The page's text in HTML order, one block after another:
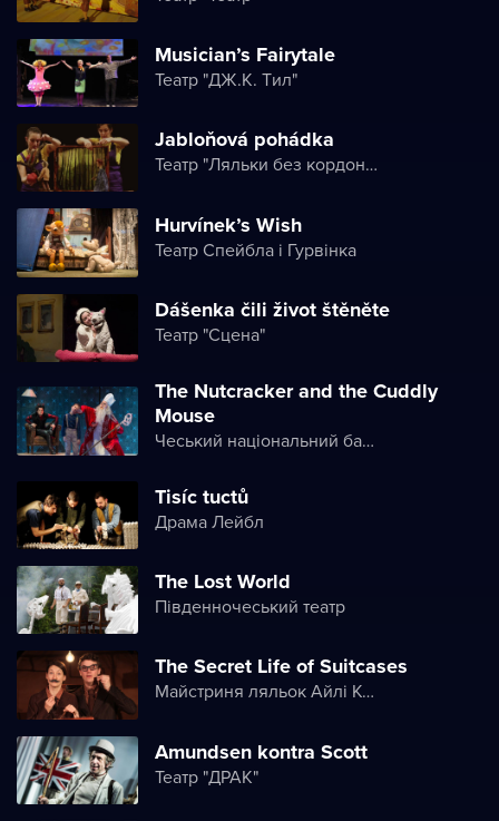
Musician’s Fairytale
Театр "ДЖ.K. Tил"
Jabloňová pohádka
Театр "Ляльки без кордонів"
Hurvínek’s Wish
Театр Спейбла і Гурвінка
Dášenka čili život štěněte
Театр "Сцена"
The Nutcracker and the Cuddly
Mouse
Чеський національний балет
Tisíc tuctů
Драма Лейбл
The Lost World
Південночеський театр
The Secret Life of Suitcases
Майстриня ляльок Айлі Коен
Amundsen kontra Scott
Театр "ДРАК"